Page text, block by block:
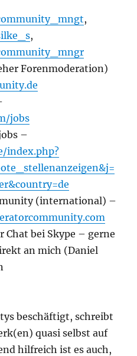
,
,
Forenmoderation)
jobs
–
index.php?
(international) –
Chat bei Skype – gerne
an mich (Daniel
beschäftigt, schreibt
quasi selbst auf
hilfreich ist es auch,